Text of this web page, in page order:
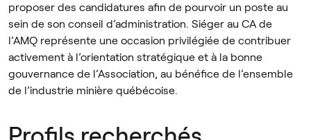
proposer des candidatures afin de pourvoir un poste au
sein de son conseil d’administration. Siéger au CA de
l’AMQ représente une occasion privilégiée de contribuer
activement à l’orientation stratégique et à la bonne
gouvernance de l’Association, au bénéfice de l’ensemble
de l’industrie minière québécoise.